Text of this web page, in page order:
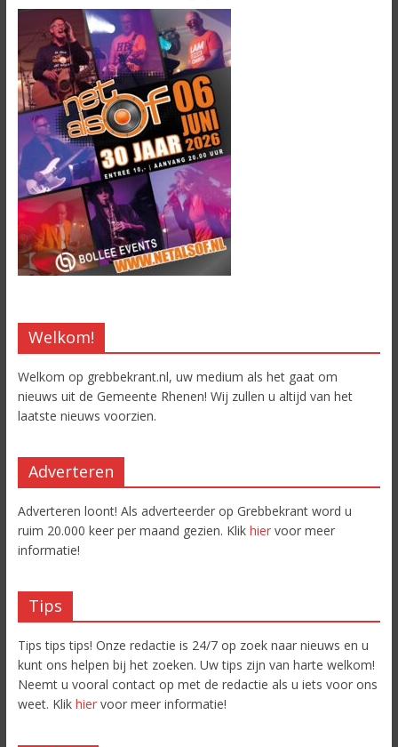
Welkom!
Welkom op grebbekrant.nl, uw medium als het gaat om
nieuws uit de Gemeente Rhenen! Wij zullen u altijd van het
laatste nieuws voorzien.
Adverteren
Adverteren loont! Als adverteerder op Grebbekrant word u
ruim 20.000 keer per maand gezien. Klik hiervoor meer
informatie!
Tips
Tips tips tips! Onze redactie is 24/7 op zoek naar nieuws en u
kunt ons helpen bij het zoeken. Uw tips zijn van harte welkom!
Neemt u vooral contact op met de redactie als u iets voor ons
weet. Klik hiervoor meer informatie!